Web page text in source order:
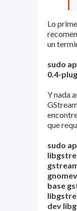
Lo
un
sudo
0.4-
Y nada
que
sudo
base
dev